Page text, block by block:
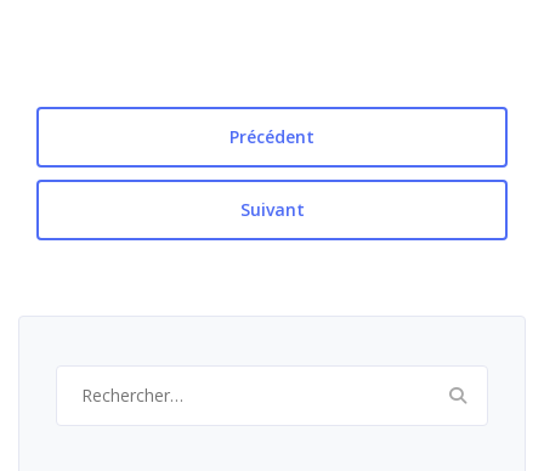
Précédent
Suivant